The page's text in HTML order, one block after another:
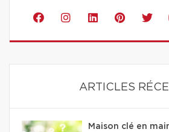
ARTICLES
Maison clé en